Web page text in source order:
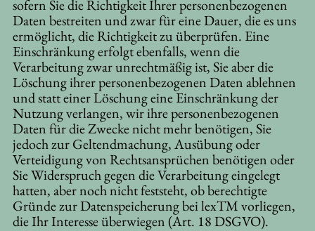
sofern Sie die Richtigkeit Ihrer personenbezogenen
Daten bestreiten und zwar für eine Dauer, die es uns
ermöglicht, die Richtigkeit zu überprüfen. Eine
Einschränkung erfolgt ebenfalls, wenn die
Verarbeitung zwar unrechtmäßig ist, Sie aber die
Löschung ihrer personenbezogenen Daten ablehnen
und statt einer Löschung eine Einschränkung der
Nutzung verlangen, wir ihre personenbezogenen
Daten für die Zwecke nicht mehr benötigen, Sie
jedoch zur Geltendmachung, Ausübung oder
Verteidigung von Rechtsansprüchen benötigen oder
Sie Widerspruch gegen die Verarbeitung eingelegt
hatten, aber noch nicht feststeht, ob berechtigte
Gründe zur Datenspeicherung bei lexTM vorliegen,
die Ihr Interesse überwiegen (Art. 18 DSGVO).